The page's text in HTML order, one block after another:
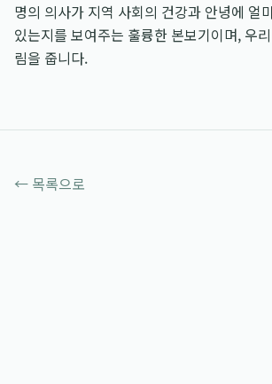
명의 의사가 지역 사회의 건강과 안녕에 얼
있는지를 보여주는 훌륭한 본보기이며, 우
림을 줍니다.
← 목록으로